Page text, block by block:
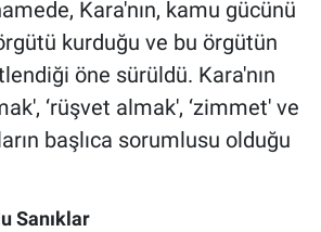
Kara'nın, kamu gücünü
kurduğu ve bu örgütün
öne sürüldü. Kara'nın
‘rüşvet almak', ‘zimmet' ve
başlıca sorumlusu olduğu
Sanıklar